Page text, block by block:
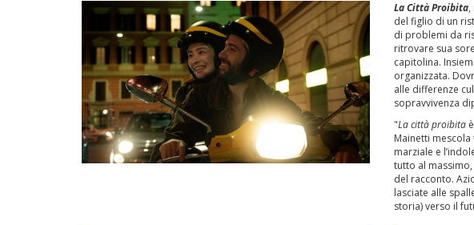
La Città Proibita
del figlio di un
di problemi da
ritrovare sua
capitolina.
organizzata.
alle differenze
sopravvivenza
"La città proibita
Mainetti
marziale e
tutto al
del racconto.
lasciate alle
storia) verso il